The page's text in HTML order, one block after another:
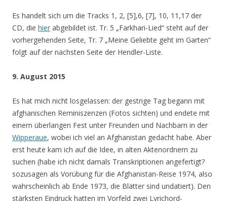
Es handelt sich um die Tracks 1, 2, [5],6, [7], 10, 11,17 der
CD, die hier abgebildet ist. Tr. 5 „Farkhari-Lied“ steht auf der
vorhergehenden Seite, Tr. 7 „Meine Geliebte geht im Garten“
folgt auf der nächsten Seite der Hendler-Liste.
9. August 2015
Es hat mich nicht losgelassen: der gestrige Tag begann mit
afghanischen Reminiszenzen (Fotos sichten) und endete mit
einem überlangen Fest unter Freunden und Nachbarn in der
Wipperaue, wobei ich viel an Afghanistan gedacht habe. Aber
erst heute kam ich auf die Idee, in alten Aktenordnern zu
suchen (habe ich nicht damals Transkriptionen angefertigt?
sozusagen als Vorübung für die Afghanistan-Reise 1974, also
wahrscheinlich ab Ende 1973, die Blätter sind undatiert). Den
stärksten Eindruck hatten im Vorfeld zwei Lyrichord-